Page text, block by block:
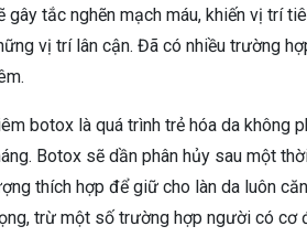
gây tắc nghẽn mạch máu, khiến vị trí
vị trí lân cận. Đã có nhiều trường
botox là quá trình trẻ hóa da không
Botox sẽ dần phân hủy sau một
thích hợp để giữ cho làn da luôn
trừ một số trường hợp người có